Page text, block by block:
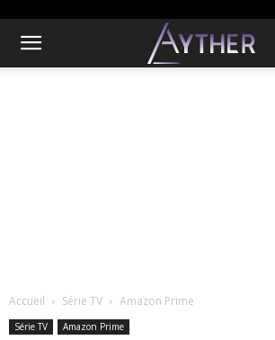
Accueil Série TV Amazon Prime
Série TV Amazon Prime